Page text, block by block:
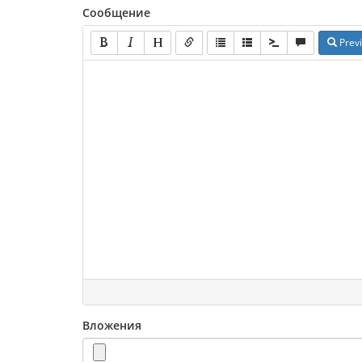
Сообщение
Вложения